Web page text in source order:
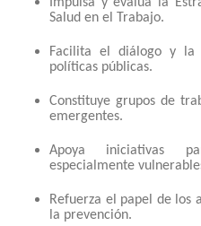
Impulsa y evalúa la
Salud en el Trabajo.
Facilita el diálogo y la
políticas públicas.
Constituye grupos de
emergentes.
Apoya iniciativas
especialmente
Refuerza el papel de los
la prevención.